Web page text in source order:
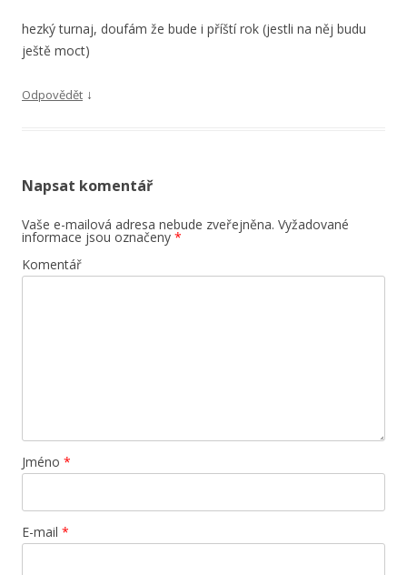
hezký turnaj, doufám že bude i příští rok (jestli na něj budu
ještě moct)
Odpovědět ↓
Napsat komentář
Vaše e-mailová adresa nebude zveřejněna. Vyžadované
informace jsou označeny *
Komentář
Jméno *
E-mail *